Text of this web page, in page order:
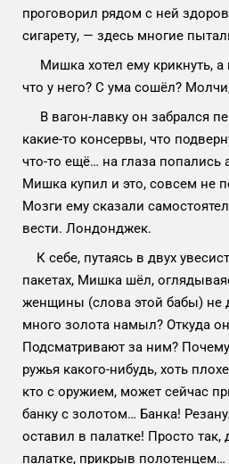
проговорил рядом с ней
сигарету, — здесь многие
Мишка хотел ему крикнуть, а
что у него? С ума сошёл?
В вагон-лавку он забрался
какие-то консервы, что
что-то ещё… на глаза попались
Мишка купил и это, совсем не
Мозги ему сказали
вести. Лондонджек.
К себе, путаясь в двух
пакетах, Мишка шёл,
женщины (слова этой бабы) не
много золота намыл? Откуда
Подсматривают за ним?
ружья какого-нибудь, хоть
кто с оружием, может сейчас
банку с золотом… Банка!
оставил в палатке! Просто так,
палатке, прикрыв полотенцем…